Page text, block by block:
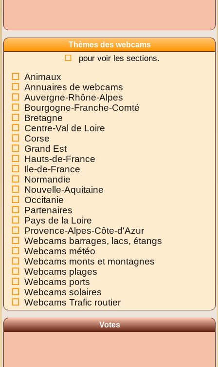
Thèmes des webcams
pour voir les sections.
Animaux
Annuaires de webcams
Auvergne-Rhône-Alpes
Bourgogne-Franche-Comté
Bretagne
Centre-Val de Loire
Corse
Grand Est
Hauts-de-France
Ile-de-France
Normandie
Nouvelle-Aquitaine
Occitanie
Partenaires
Pays de la Loire
Provence-Alpes-Côte-d'Azur
Webcams barrages, lacs, étangs
Webcams météo
Webcams monts et montagnes
Webcams plages
Webcams ports
Webcams solaires
Webcams Trafic routier
Votes